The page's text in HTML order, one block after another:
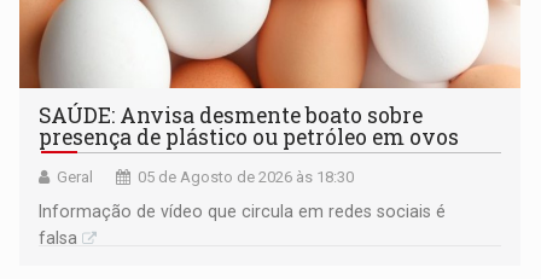
SAÚDE: Anvisa desmente boato sobre
presença de plástico ou petróleo em ovos
Geral 05 de Agosto de 2026 às 18:30
Informação de vídeo que circula em redes sociais é
falsa